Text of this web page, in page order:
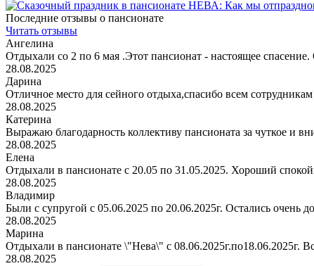
Последние отзывы о пансионате
Читать отзывы
Ангелина
Отдыхали со 2 по 6 мая .Этот пансионат - настоящее спасение.
28.08.2025
Дарина
Отличное место для сейного отдыха,спасибо всем
28.08.2025
Катерина
Выражаю благодарность коллективу пансионата за чуткое и
28.08.2025
Елена
Отдыхали в пансионате с 20.05 по 31.05.2025. Хороший
28.08.2025
Владимир
Были с супругой с 05.06.2025 по 20.06.2025г. Остались очень
28.08.2025
Марина
Отдыхали в пансионате \"Нева\" с 08.06.2025г.по18.06.2025г.
28.08.2025